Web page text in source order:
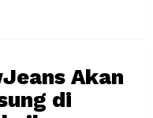
Akan
di